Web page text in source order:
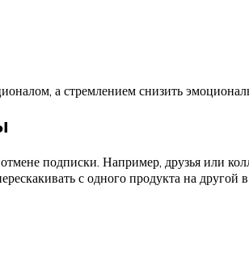
а стремлением снизить
подписки. Например, друзья или
с одного продукта на другой